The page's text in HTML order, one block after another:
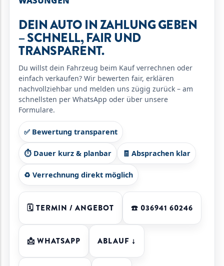
DEIN AUTO IN ZAHLUNG GEBEN
– SCHNELL, FAIR UND
TRANSPARENT.
Du willst dein Fahrzeug beim Kauf verrechnen oder
einfach verkaufen? Wir bewerten fair, erklären
nachvollziehbar und melden uns zügig zurück – am
schnellsten per WhatsApp oder über unsere
Formulare.
✅ Bewertung transparent
⏱️ Dauer kurz & planbar 🧾 Absprachen klar
♻️ Verrechnung direkt möglich
🗓️ TERMIN / ANGEBOT ☎️ 036941 60246
📩 WHATSAPP ABLAUF ↓